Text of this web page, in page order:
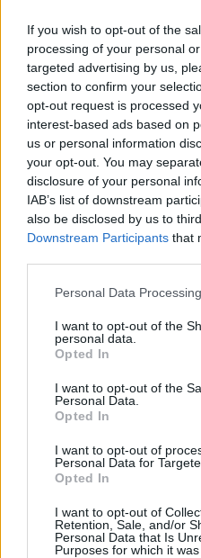
If you wish to opt-out of the
processing of your personal
targeted advertising by us,
section to confirm your
opt-out request is processed
interest-based ads based on
us or personal information
your opt-out. You may
disclosure of your personal
IAB’s list of downstream
also be disclosed by us to
Downstream Participants that
Please note that this website/
not limited to your visit or
grant or deny consent to
use your data for below
consent section.
Personal Data
I want to opt-out of the
personal data.
Opted In
I want to opt-out of the
Personal Data.
Opted In
I want to opt-out of
Personal Data for
Opted In
I want to opt-out of
Retention, Sale, and/or
Personal Data that Is
Purposes for which it was
Continua a leggere
NEWS E ATTUALITÀ